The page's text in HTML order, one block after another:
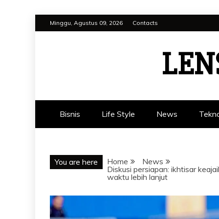
to
Minggu, Agustus 09, 2026 Contacts
Bisnis Life Style News
You are here Home
News
Diskusi persiapan: ikhtisar
waktu lebih lanjut